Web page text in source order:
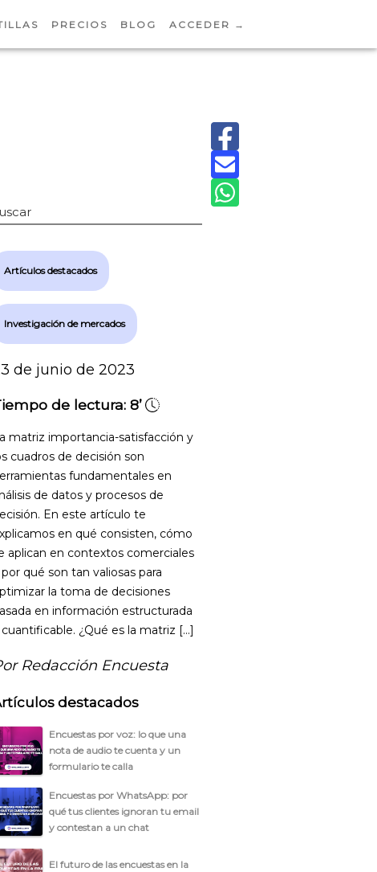
PRECIOS BLOG ACCEDER →
Artículos destacados
Investigación de mercados
de junio de 2023
de lectura:8’
matriz importancia-satisfacción y
cuadros de decisión son
fundamentales en
de datos y procesos de
En este artículo te
en qué consisten, cómo
aplican en contextos comerciales
qué son tan valiosas para
la toma de decisiones
en información estructurada
¿Qué es la matriz […]
Redacción Encuesta
destacados
Encuestas por voz: lo que una
nota de audio te cuenta y un
formulario te calla
Encuestas por WhatsApp: por
qué tus clientes ignoran tu email
y contestan a un chat
El futuro de las encuestas en la